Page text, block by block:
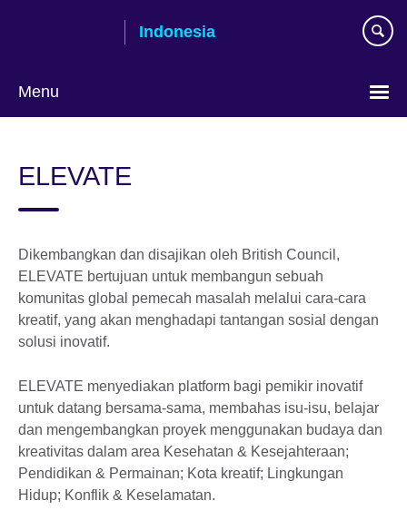
Indonesia
Menu
ELEVATE
Dikembangkan dan disajikan oleh British Council,
ELEVATE bertujuan untuk membangun sebuah
komunitas global pemecah masalah melalui cara-cara
kreatif, yang akan menghadapi tantangan sosial dengan
solusi inovatif.
ELEVATE menyediakan platform bagi pemikir inovatif
untuk datang bersama-sama, membahas isu-isu, belajar
dan mengembangkan proyek menggunakan budaya dan
kreativitas dalam area Kesehatan & Kesejahteraan;
Pendidikan & Permainan; Kota kreatif; Lingkungan
Hidup; Konflik & Keselamatan.